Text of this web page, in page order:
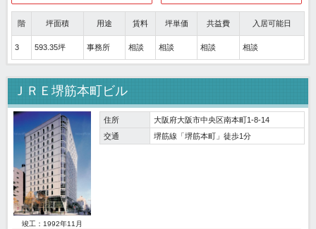
階 坪面積 用途 賃料 坪単価 共益費 入居可能日
3 593.35坪 事務所 相談 相談 相談 相談
ＪＲＥ堺筋本町ビル
竣工：1992年11月
住所
大阪府大阪市中央区南本町1-8-14
交通
堺筋線「堺筋本町」徒歩1分